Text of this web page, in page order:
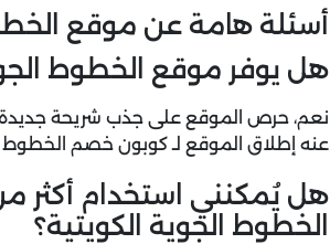
أسئلة هامة عن موقع
هل يوفر موقع الخطوط
نعم، حرص الموقع على جذب شريحة جديدة
عنه إطلاق الموقع لـ كوبون خصم الخطوط
هل يُمكنني استخدام
الخطوط الجوية الكويتية؟